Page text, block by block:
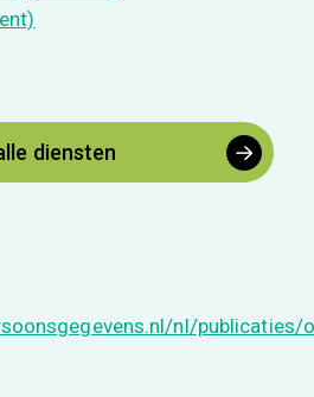
diensten
nl/publicaties/